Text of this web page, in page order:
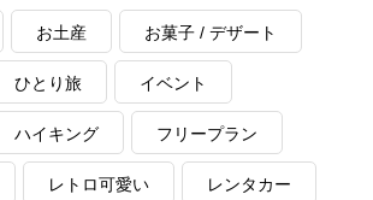
お土産 お菓子 / デザート
ひとり旅 イベント
ハイキング フリープラン
レトロ可愛い レンタカー